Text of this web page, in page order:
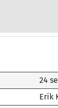
24
Erik